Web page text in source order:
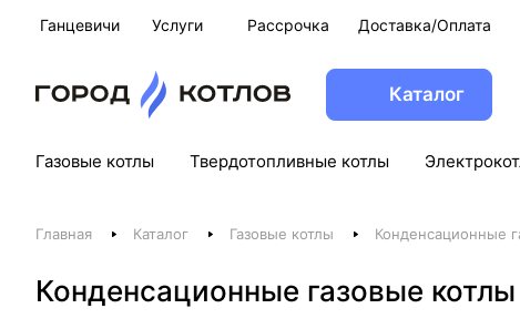
Ганцевичи Услуги Рассрочка Доставка/Оплата
Каталог
Газовые котлы Твердотопливные котлы
Главная Каталог Газовые котлы Конденсационные
Конденсационные газовые